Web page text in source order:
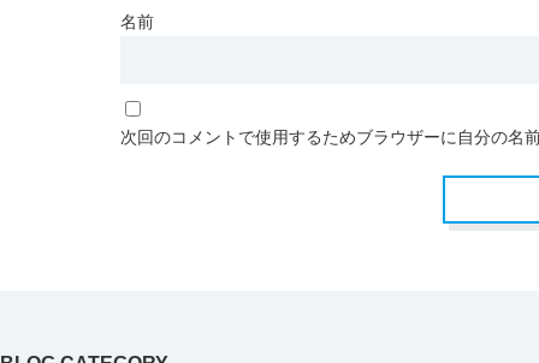
名前
次回のコメントで使用するためブラウザーに自分の名